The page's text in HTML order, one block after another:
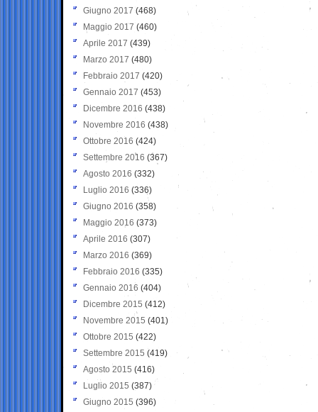
Giugno 2017 (468)
Maggio 2017 (460)
Aprile 2017 (439)
Marzo 2017 (480)
Febbraio 2017 (420)
Gennaio 2017 (453)
Dicembre 2016 (438)
Novembre 2016 (438)
Ottobre 2016 (424)
Settembre 2016 (367)
Agosto 2016 (332)
Luglio 2016 (336)
Giugno 2016 (358)
Maggio 2016 (373)
Aprile 2016 (307)
Marzo 2016 (369)
Febbraio 2016 (335)
Gennaio 2016 (404)
Dicembre 2015 (412)
Novembre 2015 (401)
Ottobre 2015 (422)
Settembre 2015 (419)
Agosto 2015 (416)
Luglio 2015 (387)
Giugno 2015 (396)